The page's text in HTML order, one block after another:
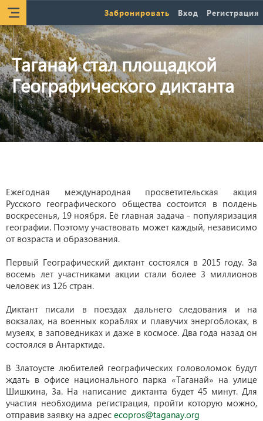
Забронировать Вход Регистрация
Таганай стал площадкой
Географического диктанта
Ежегодная международная просветительская акция
Русского географического общества состоится в полдень
воскресенья, 19 ноября. Её главная задача - популяризация
географии. Поэтому участвовать может каждый, независимо
от возраста и образования.
Первый Географический диктант состоялся в 2015 году. За
восемь лет участниками акции стали более 3 миллионов
человек из 126 стран.
Диктант писали в поездах дальнего следования и на
вокзалах, на военных кораблях и плавучих энергоблоках, в
музеях, в заповедниках и даже в космосе. Два года назад он
состоялся в Антарктиде.
В Златоусте любителей географических головоломок будут
ждать в офисе национального парка «Таганай» на улице
Шишкина, 3а. На написание диктанта будет 45 минут. Для
участия необходима регистрация, пройти которую можно,
отправив заявку на адрес ecopros@taganay.org